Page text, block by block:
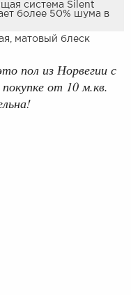
система Silent
более 50% шума в
матовый блеск
пол из Норвегии с
от 10 м.кв.